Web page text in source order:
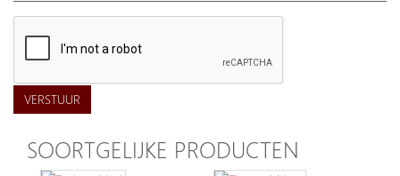
VERSTUUR
SOORTGELIJKE PRODUCTEN